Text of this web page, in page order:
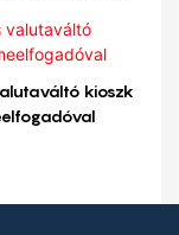
kioszk1
kioszk